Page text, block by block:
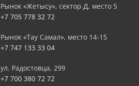
Рынок «Жетысу», сектор Д, место 5
+7 705 778 32 72
Рынок «Тау Самал», место 14-15
+7 747 133 33 04
ул. Радостовца, 299
+7 700 380 72 72